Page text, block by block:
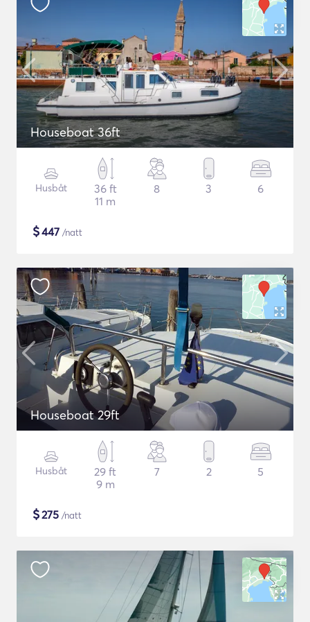
Houseboat 36ft
Husbåt
36 ft
11 m
8 3 6
$447 /natt
Houseboat 29ft
Husbåt
29 ft
9 m
7 2 5
$275 /natt